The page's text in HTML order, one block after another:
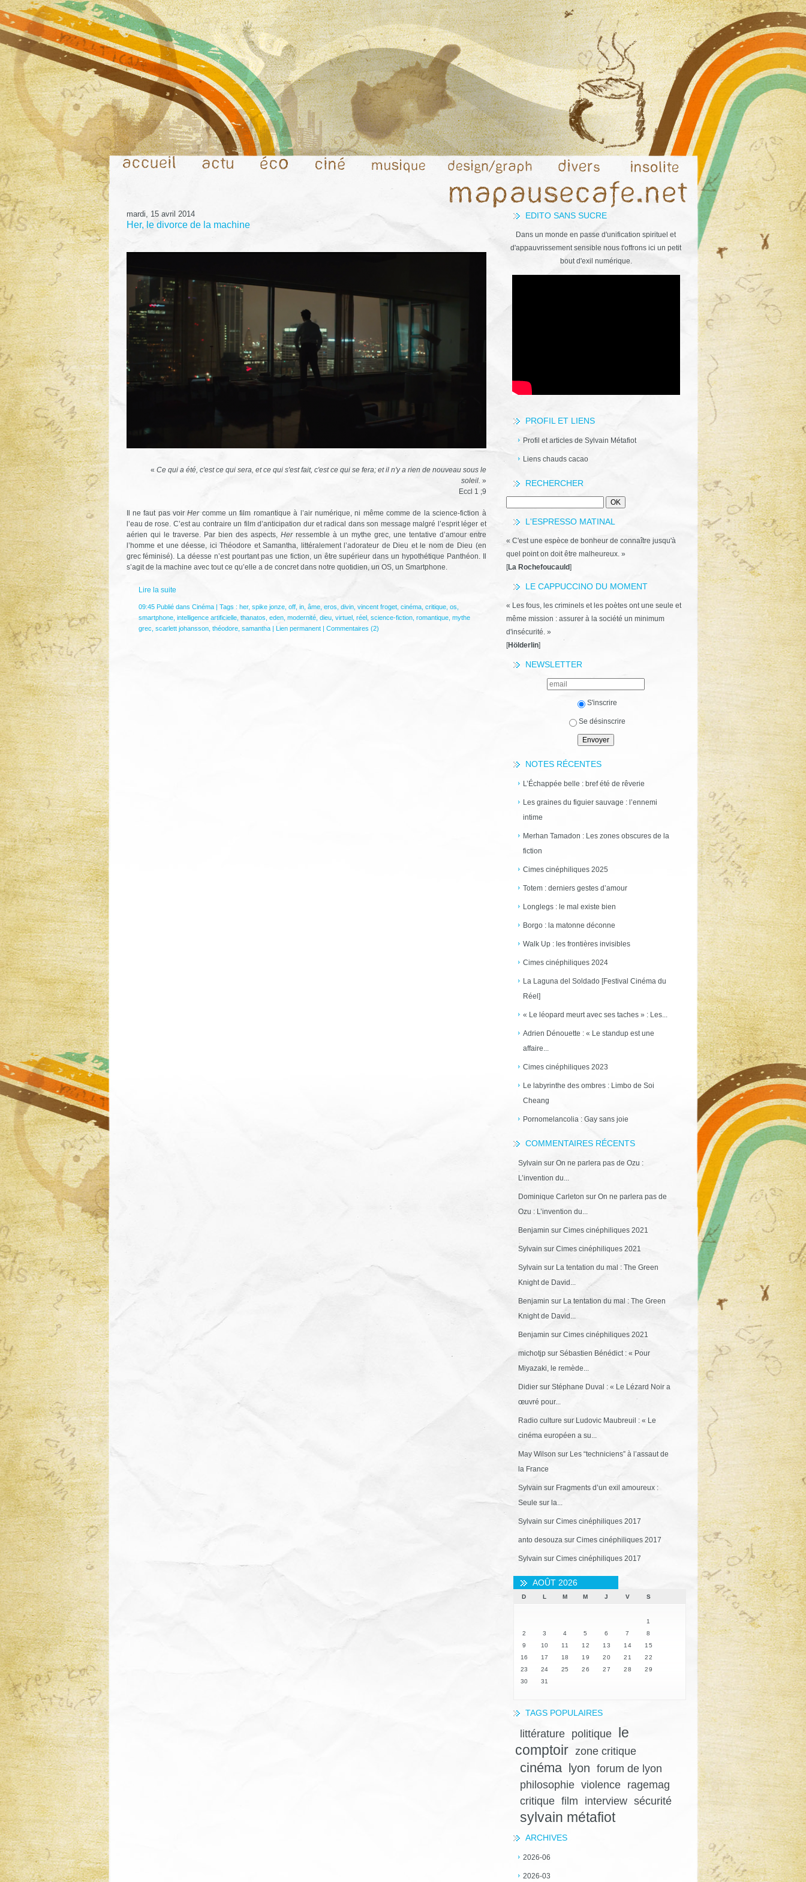
EDITO SANS SUCRE
Dans un monde en passe d'unification spirituel et
d'appauvrissement sensible nous t'offrons ici un petit
bout d'exil numérique.
PROFIL ET LIENS
Profil et articles de Sylvain Métafiot
Liens chauds cacao
RECHERCHER
L'ESPRESSO MATINAL
« C'est une espèce de bonheur de connaître jusqu'à
quel point on doit être malheureux. »
[La Rochefoucauld]
LE CAPPUCCINO DU MOMENT
« Les fous, les criminels et les poètes ont une seule et
même mission : assurer à la société un minimum
d'insécurité. »
[Hölderlin]
NEWSLETTER
S'inscrire
Se désinscrire
NOTES RÉCENTES
L’Échappée belle : bref été de rêverie
Les graines du figuier sauvage : l’ennemi
intime
Merhan Tamadon : Les zones obscures de la
fiction
Cimes cinéphiliques 2025
Totem : derniers gestes d’amour
Longlegs : le mal existe bien
Borgo : la matonne déconne
Walk Up : les frontières invisibles
Cimes cinéphiliques 2024
La Laguna del Soldado [Festival Cinéma du
Réel]
« Le léopard meurt avec ses taches » : Les...
Adrien Dénouette : « Le standup est une
affaire...
Cimes cinéphiliques 2023
Le labyrinthe des ombres : Limbo de Soi
Cheang
Pornomelancolia : Gay sans joie
COMMENTAIRES RÉCENTS
Sylvain sur On ne parlera pas de Ozu :
L’invention du...
Dominique Carleton sur On ne parlera pas de
Ozu : L’invention du...
Benjamin sur Cimes cinéphiliques 2021
Sylvain sur Cimes cinéphiliques 2021
Sylvain sur La tentation du mal : The Green
Knight de David...
Benjamin sur La tentation du mal : The Green
Knight de David...
Benjamin sur Cimes cinéphiliques 2021
michotjpsur Sébastien Bénédict : « Pour
Miyazaki, le remède...
Didiersur Stéphane Duval : « Le Lézard Noir a
œuvré pour...
Radio culture sur Ludovic Maubreuil : « Le
cinéma européen a su...
May Wilson sur Les “techniciens” à l’assaut de
la France
Sylvain sur Fragments d’un exil amoureux :
Seule sur la...
Sylvain sur Cimes cinéphiliques 2017
anto desouzasur Cimes cinéphiliques 2017
Sylvain sur Cimes cinéphiliques 2017
AOÛT 2026
D L M M J V S
1
2
3 4 5 6 7
8
9
10 11 12 13 14
15
16
17 18 19 20 21
22
23
24 25 26 27 28
29
30
31
TAGS POPULAIRES
littérature politique
le
comptoir zone critique
cinéma lyon forum de lyon
philosophie violence
ragemag
critique film interview sécurité
sylvain métafiot
ARCHIVES
2026-06
2026-03
mardi, 15 avril 2014
Her, le divorce de la machine
« Ce qui a été, c'est ce qui sera, et ce qui s'est fait, c'est ce qui se fera; et il n'y a rien de nouveau sous le
soleil. »
Eccl 1 ;9
Il ne faut pas voirHercomme un film romantique à l’air numérique, ni même comme de la science-fiction à
l’eau de rose. C’est au contraire un film d’anticipation dur et radical dans son message malgré l’esprit léger et
aérien qui le traverse. Par bien des aspects, Herressemble à un mythe grec, une tentative d’amour entre
l’homme et une déesse, ici Théodore et Samantha, littéralement l’adorateur de Dieu et le nom de Dieu (en
grec féminisé). La déesse n’est pourtant pas une fiction, un être supérieur dans un hypothétique Panthéon. Il
s’agit de la machine avec tout ce qu’elle a de concret dans notre quotidien, un OS, un Smartphone.
Lire la suite
09:45 Publié dans Cinéma| Tags : her, spike jonze, off, in, âme, eros divin, vincent froget, cinéma, critique, os
smartphone, intelligence artificielle, thanatos eden, modernité, dieu, virtuel, réel, science-fiction, romantique, mythe
grec scarlett johansson, théodore, samantha| Lien permanent| Commentaires (2)